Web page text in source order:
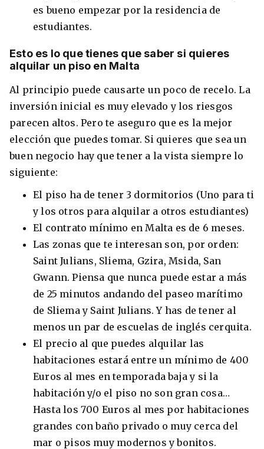
es bueno empezar por la residencia de
estudiantes.
Esto es lo que tienes que saber si quieres
alquilar un piso en Malta
Al principio puede causarte un poco de recelo. La
inversión inicial es muy elevado y los riesgos
parecen altos. Pero te aseguro que es la mejor
elección que puedes tomar. Si quieres que sea un
buen negocio hay que tener a la vista siempre lo
siguiente:
El piso ha de tener 3 dormitorios (Uno para ti
y los otros para alquilar a otros estudiantes)
El contrato mínimo en Malta es de 6 meses.
Las zonas que te interesan son, por orden:
Saint Julians, Sliema, Gzira, Msida, San
Gwann. Piensa que nunca puede estar a más
de 25 minutos andando del paseo marítimo
de Sliema y Saint Julians. Y has de tener al
menos un par de escuelas de inglés cerquita.
El precio al que puedes alquilar las
habitaciones estará entre un mínimo de 400
Euros al mes en temporada baja y si la
habitación y/o el piso no son gran cosa…
Hasta los 700 Euros al mes por habitaciones
grandes con baño privado o muy cerca del
mar o pisos muy modernos y bonitos.